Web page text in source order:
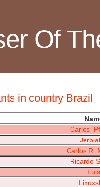
Of
in country Brazil
Carlos R.
Ricardo
Luis